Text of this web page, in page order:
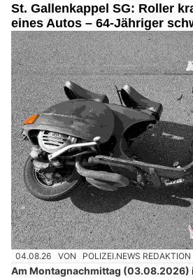
St. Gallenkappel SG: Roller
eines Autos – 64-Jähriger
04.08.26 VON POLIZEI.NEWS REDAKTION
Am Montagnachmittag (03.08.2026)